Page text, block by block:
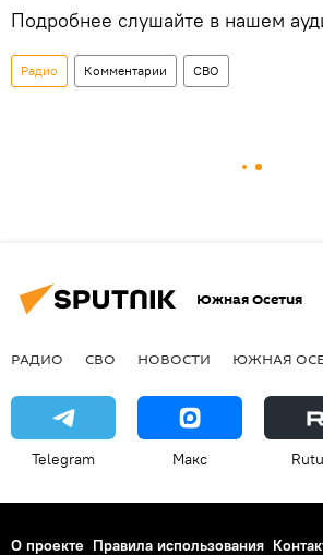
Подробнее слушайте в нашем
Радио Комментарии СВО
Южная Осетия
РАДИО СВО НОВОСТИ ЮЖНАЯ
Telegram Макс
О проекте Правила использования